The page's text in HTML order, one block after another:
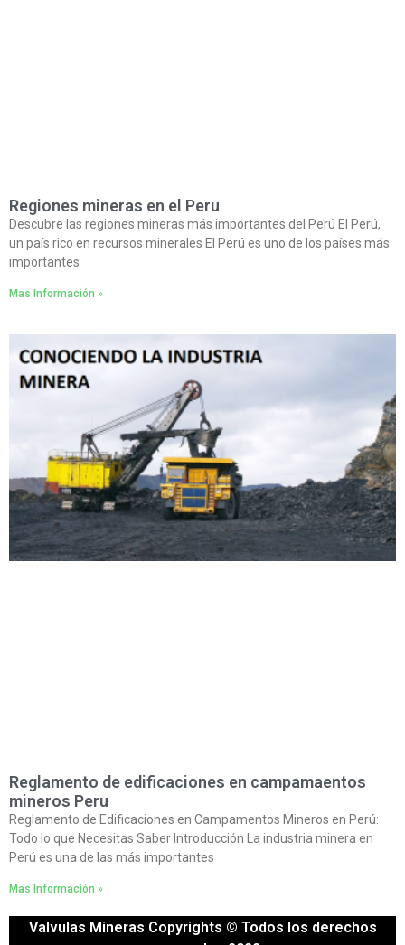
Regiones mineras en el Peru
Descubre las regiones mineras más importantes del Perú El Perú,
un país rico en recursos minerales El Perú es uno de los países más
importantes
Mas Información »
Reglamento de edificaciones en campamaentos
mineros Peru
Reglamento de Edificaciones en Campamentos Mineros en Perú:
Todo lo que Necesitas Saber Introducción La industria minera en
Perú es una de las más importantes
Mas Información »
Valvulas Mineras Copyrights © Todos los derechos